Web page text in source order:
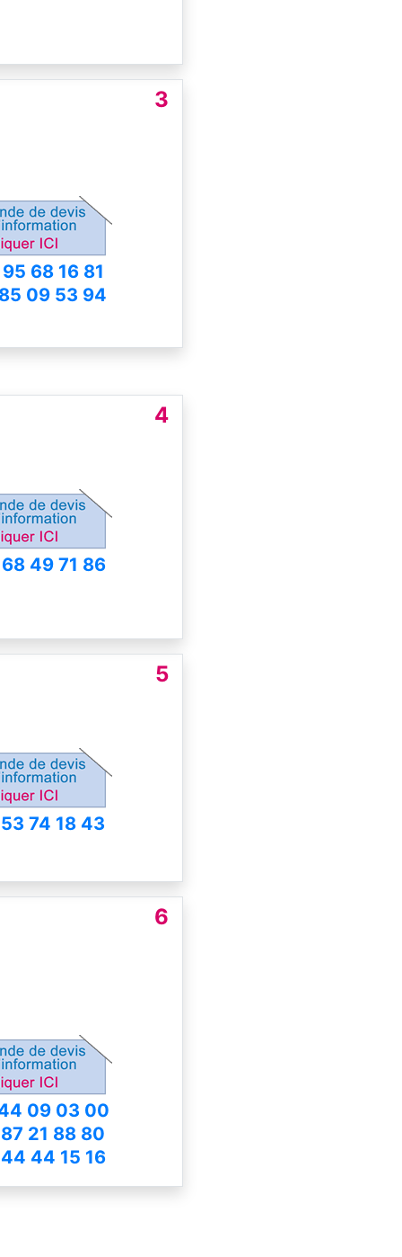
3
68 16 81
09 53 94
4
49 71 86
5
74 18 43
6
09 03 00
21 88 80
44 15 16